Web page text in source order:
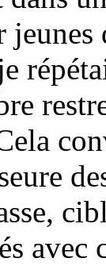
avec